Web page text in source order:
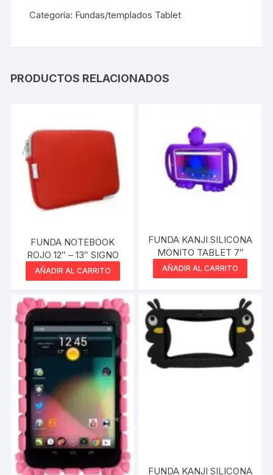
Categoría: Fundas/templados Tablet
PRODUCTOS RELACIONADOS
FUNDA NOTEBOOK
ROJO 12″ – 13″ SIGNO
AÑADIR AL CARRITO
FUNDA KANJI SILICONA
MONITO TABLET 7″
AÑADIR AL CARRITO
FUNDA KANJI SILICONA